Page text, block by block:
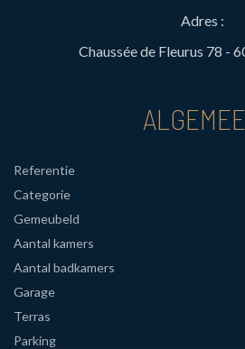
Adres :
Chaussée de Fleurus 78 -
Referentie
Categorie
Gemeubeld
Aantal kamers
Aantal badkamers
Garage
Terras
Parking